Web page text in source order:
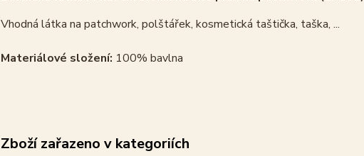
Vhodná látka na patchwork, polštářek, kosmetická taštička, taška, ...
Materiálové složení: 100% bavlna
Zboží zařazeno v kategoriích